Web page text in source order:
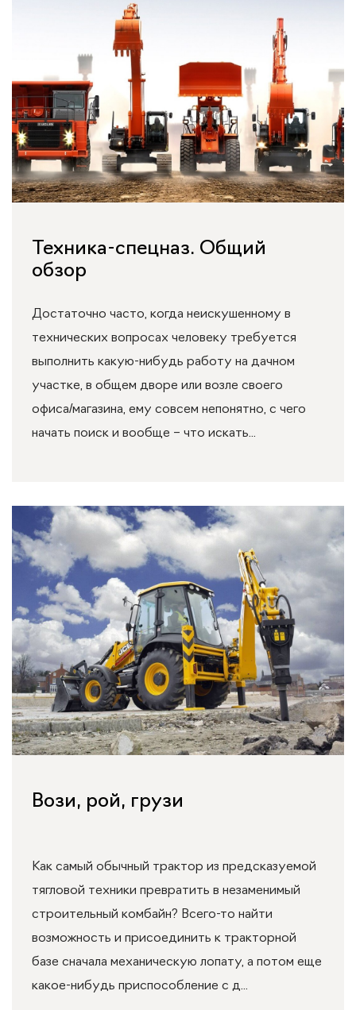
Техника-спецназ. Общий
обзор
Достаточно часто, когда неискушенному в
технических вопросах человеку требуется
выполнить какую-нибудь работу на дачном
участке, в общем дворе или возле своего
офиса/магазина, ему совсем непонятно, с чего
начать поиск и вообще – что искать...
Вози, рой, грузи
Как самый обычный трактор из предсказуемой
тягловой техники превратить в незаменимый
строительный комбайн? Всего-то найти
возможность и присоединить к тракторной
базе сначала механическую лопату, а потом еще
какое-нибудь приспособление с д...